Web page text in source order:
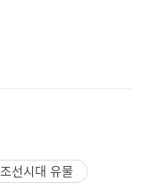
조선시대 유물